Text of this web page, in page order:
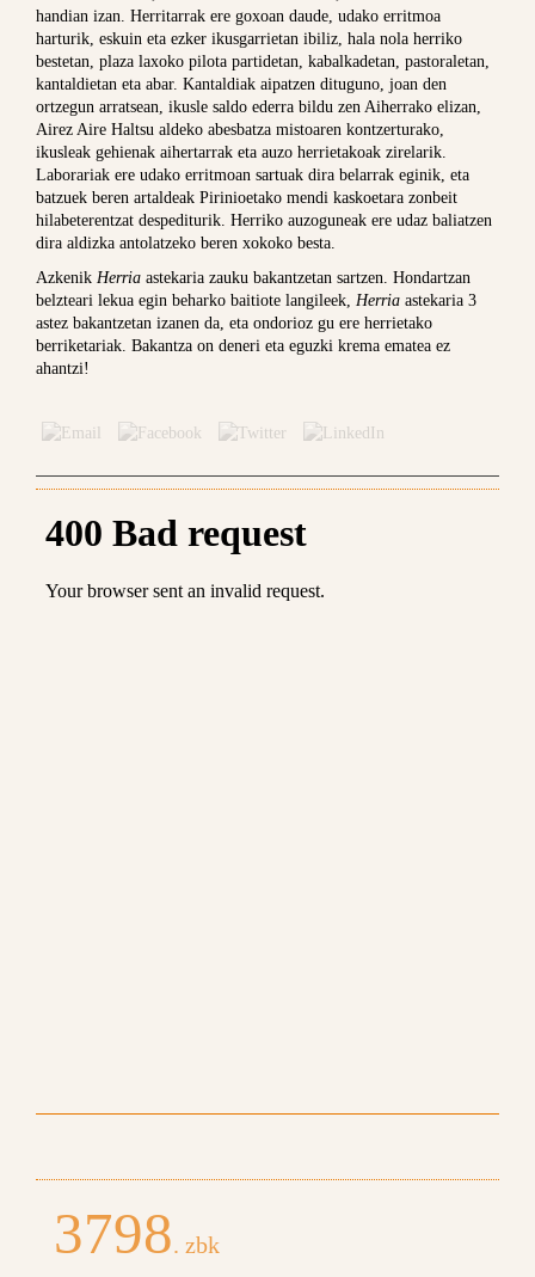
handian izan. Herritarrak ere goxoan daude, udako erritmoa
harturik, eskuin eta ezker ikusgarrietan ibiliz, hala nola herriko
bestetan, plaza laxoko pilota partidetan, kabalkadetan, pastoraletan,
kantaldietan eta abar. Kantaldiak aipatzen dituguno, joan den
ortzegun arratsean, ikusle saldo ederra bildu zen Aiherrako elizan,
Airez Aire Haltsu aldeko abesbatza mistoaren kontzerturako,
ikusleak gehienak aihertarrak eta auzo herrietakoak zirelarik.
Laborariak ere udako erritmoan sartuak dira belarrak eginik, eta
batzuek beren artaldeak Pirinioetako mendi kaskoetara zonbeit
hilabeterentzat despediturik. Herriko auzoguneak ere udaz baliatzen
dira aldizka antolatzeko beren xokoko besta.
Azkenik Herria astekaria zauku bakantzetan sartzen. Hondartzan
belzteari lekua egin beharko baitiote langileek, Herria astekaria 3
astez bakantzetan izanen da, eta ondorioz gu ere herrietako
berriketariak. Bakantza on deneri eta eguzki krema ematea ez
ahantzi!
3798. zbk